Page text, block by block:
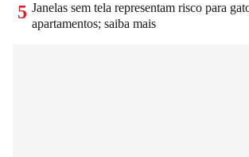
5 Janelas sem tela representam risco para
apartamentos; saiba mais